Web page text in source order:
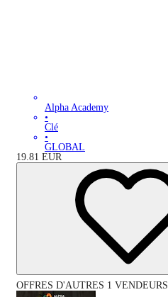
Alpha Academy
•
Clé
•
GLOBAL
19.81 EUR
OFFRES D'AUTRES 1 VENDEURS